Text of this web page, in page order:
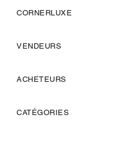
CORNERLUXE
VENDEURS
ACHETEURS
CATÉGORIES